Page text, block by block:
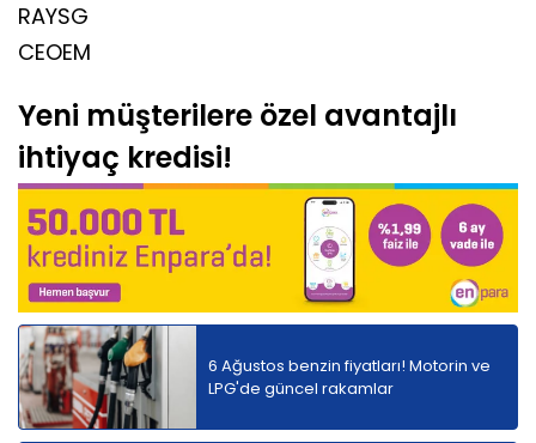
RAYSG
CEOEM
Yeni müşterilere özel avantajlı
ihtiyaç kredisi!
6 Ağustos benzin fiyatları! Motorin ve
LPG'de güncel rakamlar